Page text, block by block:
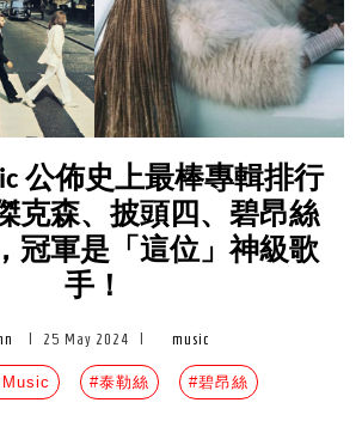
公佈史上最棒專輯排行
克森、披頭四、碧昂絲
冠軍是「這位」神級歌
手！
25 May 2024 music
#泰勒絲 #碧昂絲